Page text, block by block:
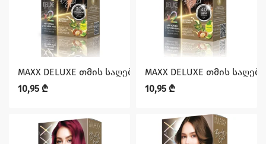
MAXX DELUXE თმის საღებავი 3.0 (1610 00110)
10,95 ₾
MAXX DELUXE თმის
10,95 ₾